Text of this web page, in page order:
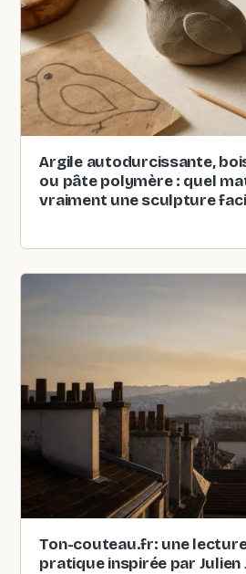
Argile autodurcissante,
ou pâte polymère : quel
vraiment une sculpture
Ton-couteau.fr: une
pratique inspirée par Julien